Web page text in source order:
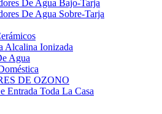
De Agua Bajo-Tarja
De Agua Sobre-Tarja
Alcalina Ionizada
Agua
DE OZONO
Entrada Toda La Casa